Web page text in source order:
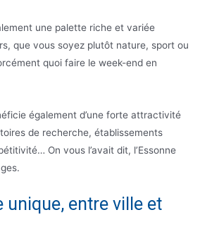
une palette riche et variée
que vous soyez plutôt nature, sport ou
quoi faire le week-end en
également d’une forte attractivité
de recherche, établissements
On vous l’avait dit, l’Essonne
unique, entre ville et